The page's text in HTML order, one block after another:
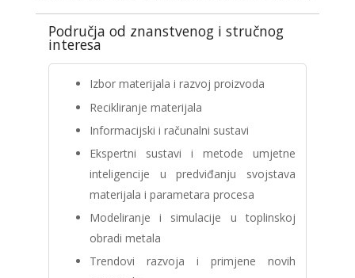
Područja od znanstvenog i stručnog
interesa
Izbor materijala i razvoj proizvoda
Recikliranje materijala
Informacijski i računalni sustavi
Ekspertni sustavi i metode umjetne
inteligencije u predviđanju svojstava
materijala i parametara procesa
Modeliranje i simulacije u toplinskoj
obradi metala
Trendovi razvoja i primjene novih